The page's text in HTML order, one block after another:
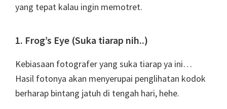
yang tepat kalau ingin memotret.
1. Frog’s Eye (Suka tiarap nih..)
Kebiasaan fotografer yang suka tiarap ya ini…
Hasil fotonya akan menyerupai penglihatan kodok
berharap bintang jatuh di tengah hari, hehe.